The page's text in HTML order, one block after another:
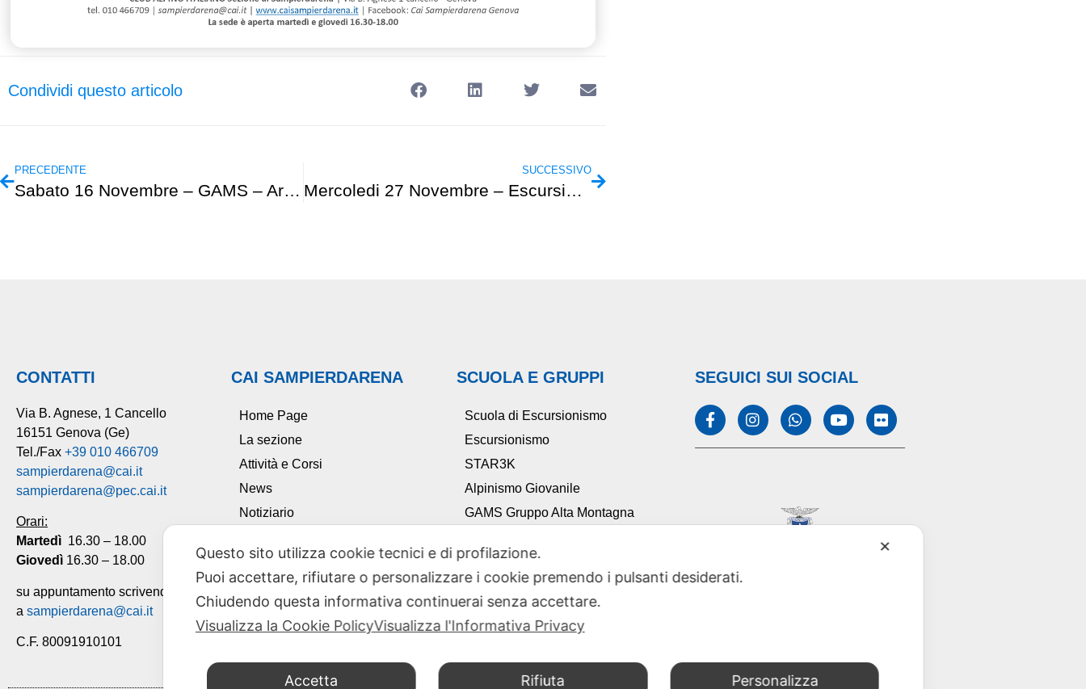
Condividi questo articolo
PRECEDENTE
Sabato 16 Novembre – GAMS – Arrampicata Sagarmatha
SUCCESSIVO
Mercoledi 27 Novembre – Escursionismo – Monte Ramaceto
CONTATTI
Via B. Agnese, 1 Cancello
16151 Genova (Ge)
Tel./Fax +39 010 466709
sampierdarena@cai.it
sampierdarena@pec.cai.it
Orari:
Martedì 16.30 – 18.00
Giovedì 16.30 – 18.00
su appuntamento scrivendo
a sampierdarena@cai.it
C.F. 80091910101
CAI SAMPIERDARENA
Home Page
La sezione
Attività e Corsi
News
Notiziario
Contatti
SCUOLA E GRUPPI
Scuola di Escursionismo
Escursionismo
STAR3K
Alpinismo Giovanile
GAMS Gruppo Alta Montagna
TAM Tutela Ambiente Montano
Comitato Scientifico Sezionale
SEGUICI SUI SOCIAL
✕
Questo sito utilizza cookie tecnici e di profilazione.
Puoi accettare, rifiutare o personalizzare i cookie premendo i pulsanti desiderati.
Chiudendo questa informativa continuerai senza accettare.
Visualizza la Cookie PolicyVisualizza l'Informativa Privacy
Accetta Rifiuta Personalizza